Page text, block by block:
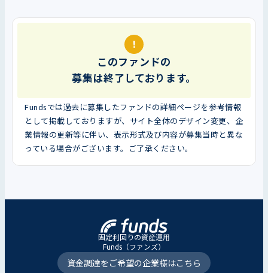
!
このファンドの
募集は終了しております。
Fundsでは過去に募集したファンドの詳細ページを参考情報
として掲載しておりますが、サイト全体のデザイン変更、企
業情報の更新等に伴い、表示形式及び内容が募集当時と異な
っている場合がございます。ご了承ください。
固定利回りの資産運用
Funds（ファンズ）
資金調達をご希望の企業様はこちら